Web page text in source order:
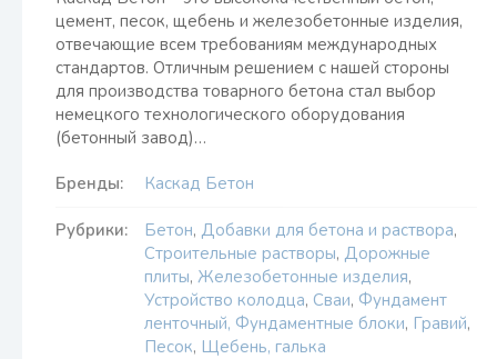
цемент, песок, щебень и железобетонные изделия,
отвечающие всем требованиям международных
стандартов. Отличным решением с нашей стороны
для производства товарного бетона стал выбор
немецкого технологического оборудования
(бетонный завод)…
Бренды: Каскад Бетон
Рубрики: Бетон, Добавки для бетона и раствора,
Строительные растворы, Дорожные
плиты, Железобетонные изделия,
Устройство колодца, Сваи, Фундамент
ленточный, Фундаментные блоки, Гравий,
Песок, Щебень, галька